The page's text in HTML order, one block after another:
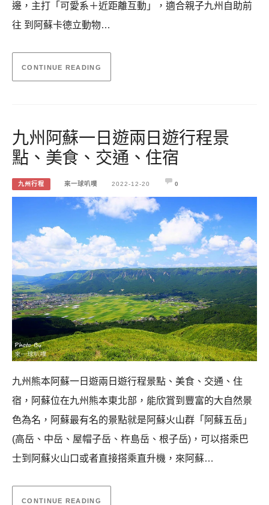
邊，主打「可愛系＋近距離互動」，適合親子九州自助前
往 到阿蘇卡德立動物…
CONTINUE READING
九州阿蘇一日遊兩日遊行程景
點、美食、交通、住宿
九州行程 來一球叭噗 2022-12-20 0
九州熊本阿蘇一日遊兩日遊行程景點、美食、交通、住
宿，阿蘇位在九州熊本東北部，能欣賞到豐富的大自然景
色為名，阿蘇最有名的景點就是阿蘇火山群「阿蘇五岳」
(高岳、中岳、屋帽子岳、杵島岳、根子岳)，可以搭乘巴
士到阿蘇火山口或者直接搭乘直升機，來阿蘇…
CONTINUE READING